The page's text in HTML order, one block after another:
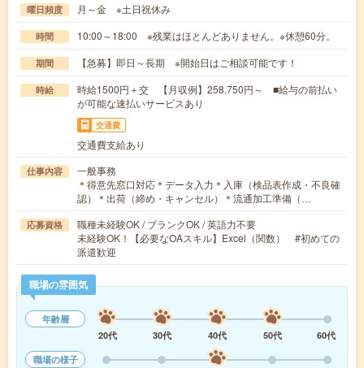
曜日頻度 月～金 ※土日祝休み
時間 10:00～18:00 ※残業はほとんどありません。※休憩60分。
期間 【急募】即日～長期 ※開始日はご相談可能です！
時給
時給1500円＋交 【月収例】258,750円～ ■給与の前払い
が可能な速払いサービスあり
交通費
交通費支給あり
仕事内容
一般事務
＊得意先窓口対応＊データ入力＊入庫（検品表作成・不良確
認）＊出荷（締め・キャンセル）＊流通加工準備（…
応募資格
職種未経験OK / ブランクOK / 英語力不要
未経験OK！【必要なOAスキル】Excel（関数） #初めての
派遣歓迎
職場の雰囲気
年齢層
20代
30代 40代 50代
60代
職場の様子